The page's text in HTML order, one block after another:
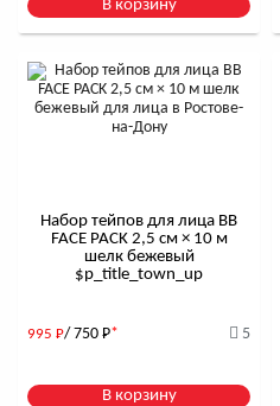
В корзину
Набор тейпов для лица BB
FACE PACK 2,5 см × 10 м
шелк бежевый
$р_title_town_up
995 Р/ 750 Р* 5
В корзину